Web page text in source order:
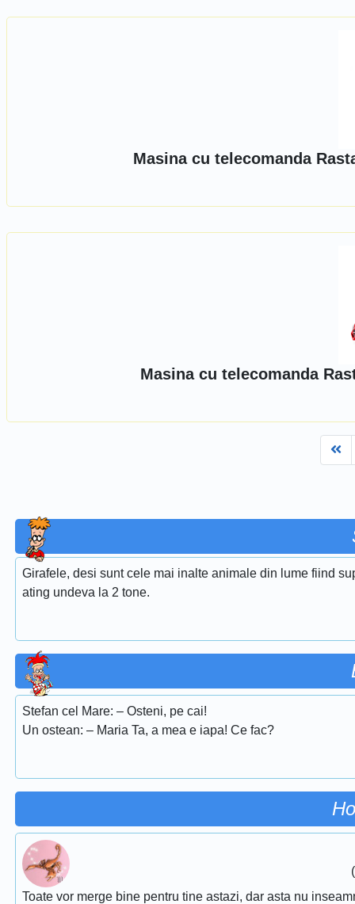
Masina cu telecomanda
Masina cu telecomanda
Girafele, desi sunt cele mai inalte animale din lume fiind
ating undeva la 2 tone.
Stefan cel Mare: – Osteni, pe cai!
Un ostean: – Maria Ta, a mea e iapa! Ce fac?
Toate vor merge bine pentru tine astazi, dar asta nu